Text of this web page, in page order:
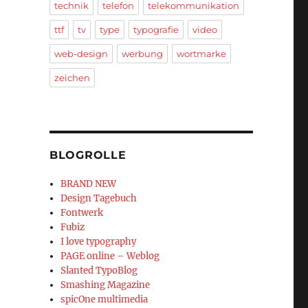
technik telefon telekommunikation
ttf tv type typografie video
web-design werbung wortmarke
zeichen
BLOGROLLE
BRAND NEW
Design Tagebuch
Fontwerk
Fubiz
I love typography
PAGE online – Weblog
Slanted TypoBlog
Smashing Magazine
spicOne multimedia